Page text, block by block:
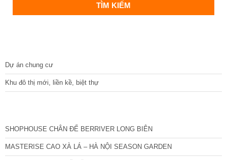
Dự án chung cư
Khu đô thị mới, liền kề, biệt thự
SHOPHOUSE CHÂN ĐẾ BERRIVER LONG BIÊN
MASTERISE CAO XÀ LÁ – HÀ NỘI SEASON GARDEN